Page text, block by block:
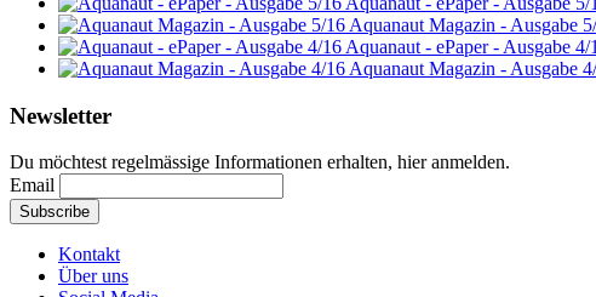
Aquanaut Magazin - Ausgabe
Aquanaut - ePaper - Ausgabe 4/
Aquanaut Magazin - Ausgabe
Newsletter
Du möchtest regelmässige Informationen erhalten, hier anmelden.
Email
Kontakt
Über uns